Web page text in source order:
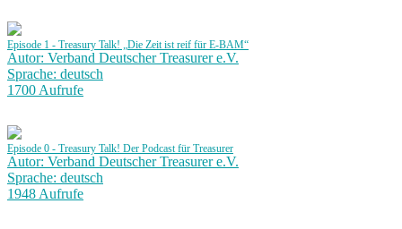
Episode 1 - Treasury Talk! „Die Zeit ist reif für E-BAM“
Autor: Verband Deutscher Treasurer e.V.
Sprache: deutsch
1700 Aufrufe
Episode 0 - Treasury Talk! Der Podcast für Treasurer
Autor: Verband Deutscher Treasurer e.V.
Sprache: deutsch
1948 Aufrufe